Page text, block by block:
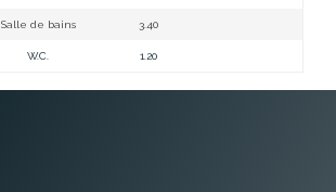
Salle de bains 3.40
W.C. 1.20